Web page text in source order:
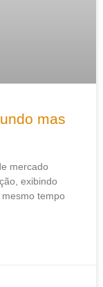
mas
mercado
exibindo
tempo